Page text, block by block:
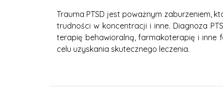
Trauma PTSD jest poważnym zaburzeniem,
trudności w koncentracji i inne. Diagnoza
terapię behawioralną, farmakoterapię i inne
celu uzyskania skutecznego leczenia.